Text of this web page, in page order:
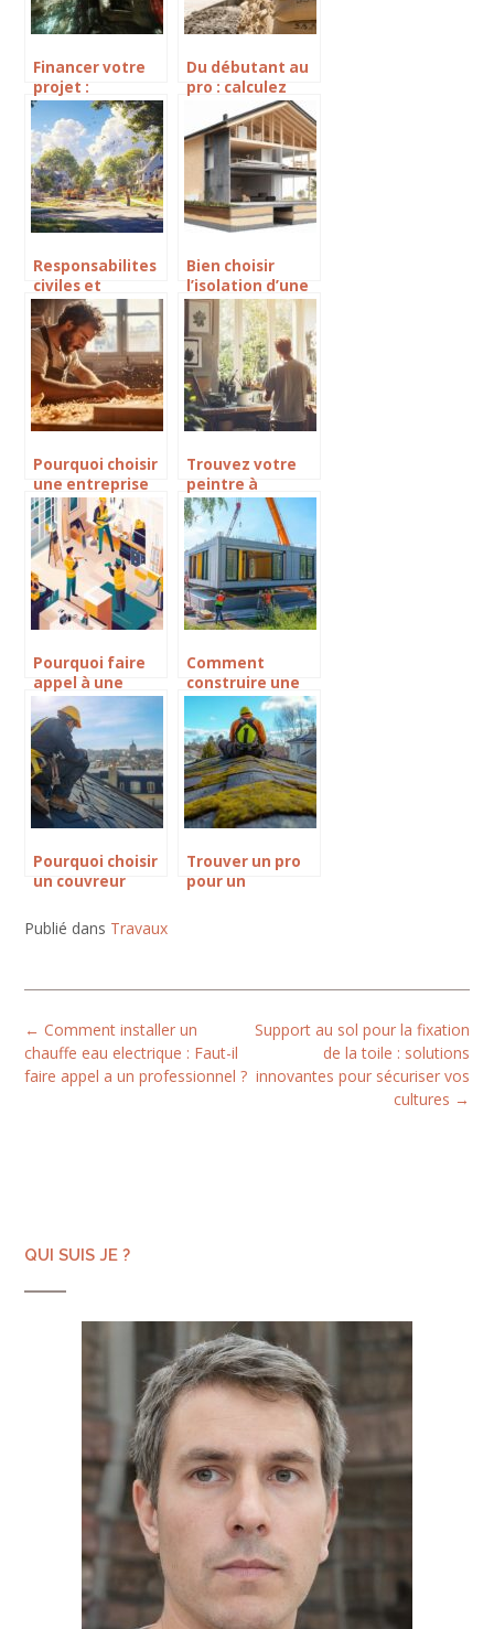
Financer votre
projet :
Comment
aménager une
salle de bain
pour une
personne à
mobilité réduite
avec les aides de
Du débutant au
pro : calculez
facilement
combien de sacs
de ciment de 35
kg pour 1m3 de
béton
Responsabilites
civiles et
sanctions
concernant les
bruits de
travaux le
dimanche :
comment les
faire cesser
Bien choisir
l’isolation d’une
dalle en terre-
plein pour un
avenir maisons
bois
Pourquoi choisir
une entreprise
spécialisée pour
vos projets en
bois à
Montpellier
Trouvez votre
peintre à
Puilboreau pour
des travaux
soignés et
respectueux de
l’environnement
Pourquoi faire
appel à une
entreprise
multi-services
pour vos travaux
domestiques
Comment
construire une
maison
préfabriquée
sans tomber
dans les pièges
courants : les
erreurs à éviter
Pourquoi choisir
un couvreur
Havre et ses
environs pour
Trouver un pro
pour un
Publié dans Travaux
Post
navigation
Support au sol pour la fixation
de la toile : solutions
innovantes pour sécuriser vos
cultures →
← Comment installer un
chauffe eau electrique : Faut-il
faire appel a un professionnel ?
QUI SUIS JE ?